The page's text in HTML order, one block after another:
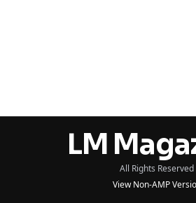
LM
All Rights Reserved
View Non-AMP